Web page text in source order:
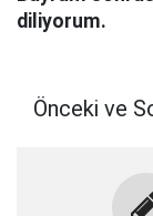
diliyorum.
Önceki ve